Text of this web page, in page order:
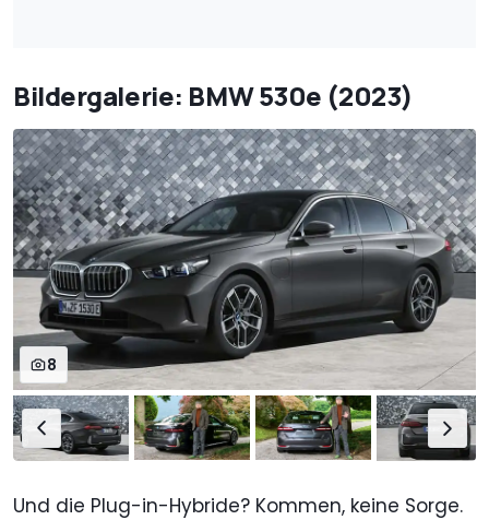
Bildergalerie: BMW 530e (2023)
8
Und die Plug-in-Hybride? Kommen, keine Sorge.